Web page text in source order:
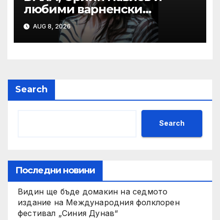
любими варненски
изпълнители ще пеят на
празника на Варна
AUG 8, 2026
Search
Search
Последни новини
Видин ще бъде домакин на седмото
издание на Международния фолклорен
фестивал „Синия Дунав“